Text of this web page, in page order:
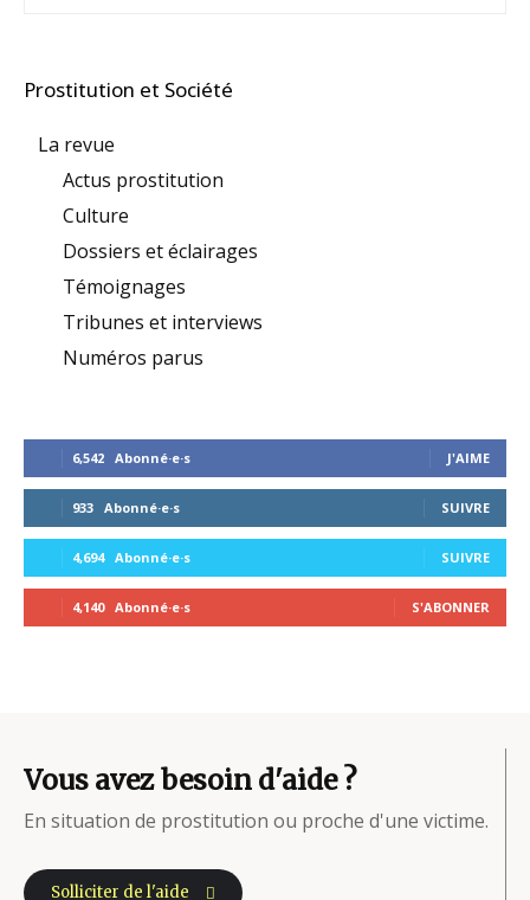
Prostitution et Société
La revue
Actus prostitution
Culture
Dossiers et éclairages
Témoignages
Tribunes et interviews
Numéros parus
6,542 Abonné·e·s J'AIME
933 Abonné·e·s SUIVRE
4,694 Abonné·e·s SUIVRE
4,140 Abonné·e·s S'ABONNER
Vous avez besoin d'aide ?
En situation de prostitution ou proche d'une victime.
Solliciter de l'aide